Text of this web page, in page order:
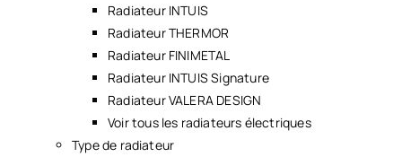
Radiateur INTUIS
Radiateur THERMOR
Radiateur FINIMETAL
Radiateur INTUIS Signature
Radiateur VALERA DESIGN
Voir tous les radiateurs électriques
Type de radiateur